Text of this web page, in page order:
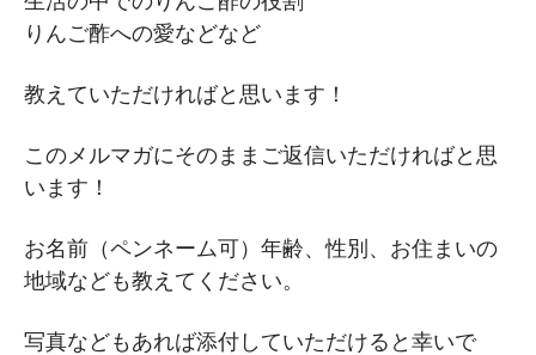
りんご酢への愛などなど
教えていただければと思います！
このメルマガにそのままご返信いただければと思
います！
お名前（ペンネーム可）年齢、性別、お住まいの
地域なども教えてください。
写真などもあれば添付していただけると幸いで